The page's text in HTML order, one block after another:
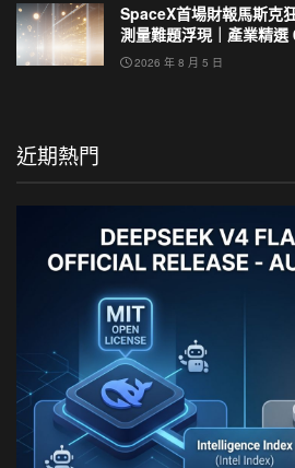
SpaceX首場財報馬斯克
測量難題浮現｜產業精選
2026 年 8 月 5 日
近期熱門